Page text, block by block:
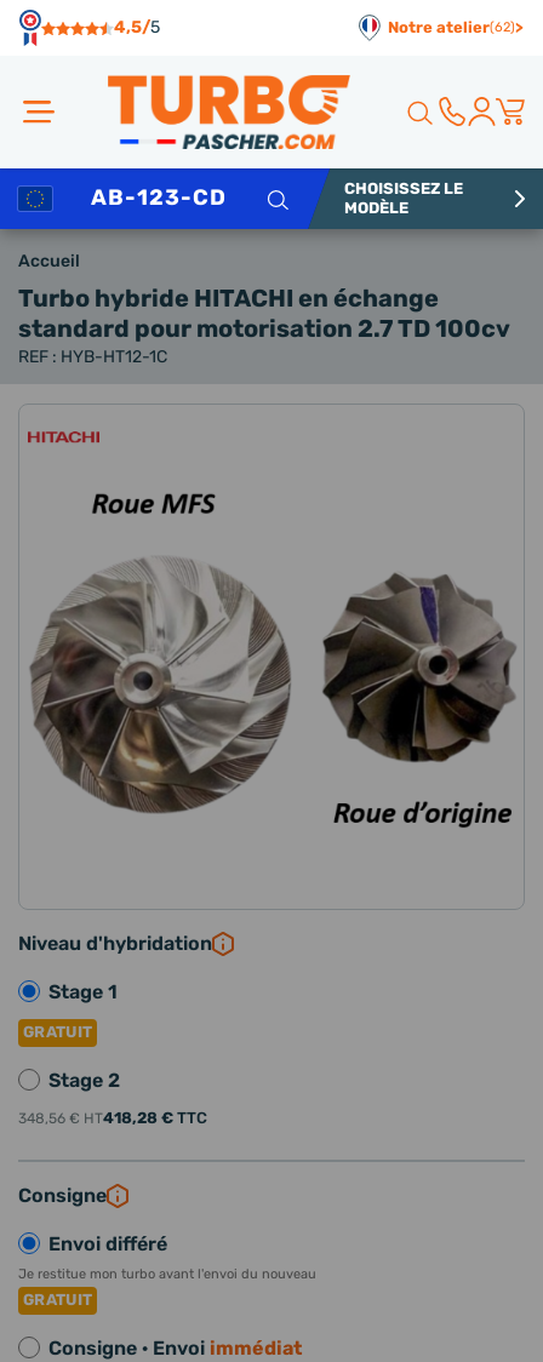
4,5/5 Notre atelier(62)>
Rechercher
CHOISISSEZ LE
MODÈLE
Accueil
Turbo hybride HITACHI en échange
standard pour motorisation 2.7 TD 100cv
REF : HYB-HT12-1C
Niveau d'hybridation
Stage 1
GRATUIT
Stage 2
348,56 € HT418,28 €TTC
Consigne
Envoi différé
Je restitue mon turbo avant l'envoi du nouveau
GRATUIT
Consigne · Envoi immédiat
Panneau de gestion des cookies